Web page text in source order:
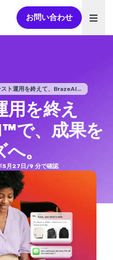
お問い合わせ
ト運用を終えて、BrazeAI...
用を終え
で、成果を
。
5月27日/9 分で確認